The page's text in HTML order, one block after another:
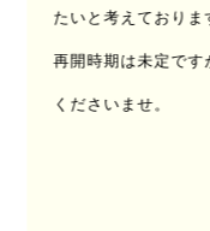
たいと考えておりま
再開時期は未定で
くださいませ。
関東地方が
USED Livingのメ